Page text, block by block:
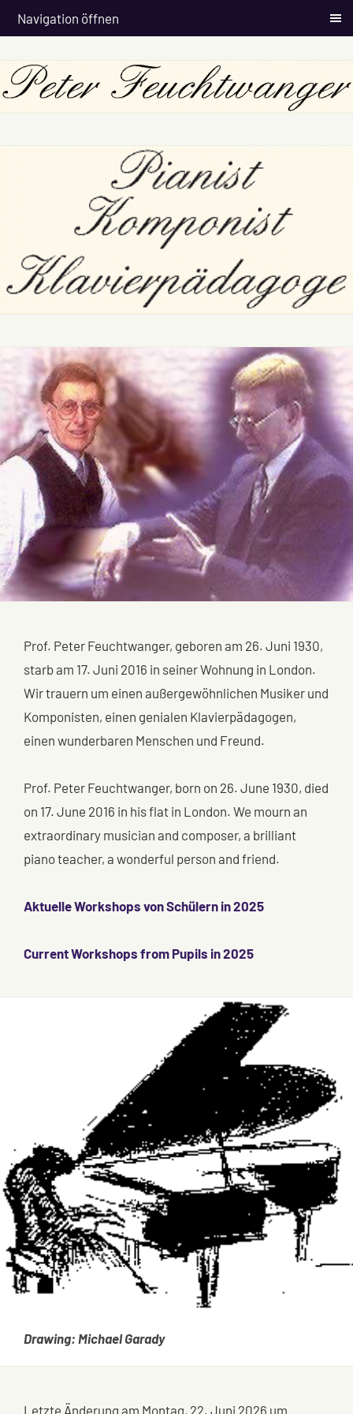
Navigation öffnen
Prof. Peter Feuchtwanger, geboren am 26. Juni 1930,
starb am 17. Juni 2016 in seiner Wohnung in London.
Wir trauern um einen außergewöhnlichen Musiker und
Komponisten, einen genialen Klavierpädagogen,
einen wunderbaren Menschen und Freund.
Prof. Peter Feuchtwanger, born on 26. June 1930, died
on 17. June 2016 in his flat in London. We mourn an
extraordinary musician and composer, a brilliant
piano teacher, a wonderful person and friend.
Aktuelle Workshops von Schülern in 2025
Current Workshops from Pupils in 2025
Drawing: Michael Garady
Letzte Änderung am Montag, 22. Juni 2026 um